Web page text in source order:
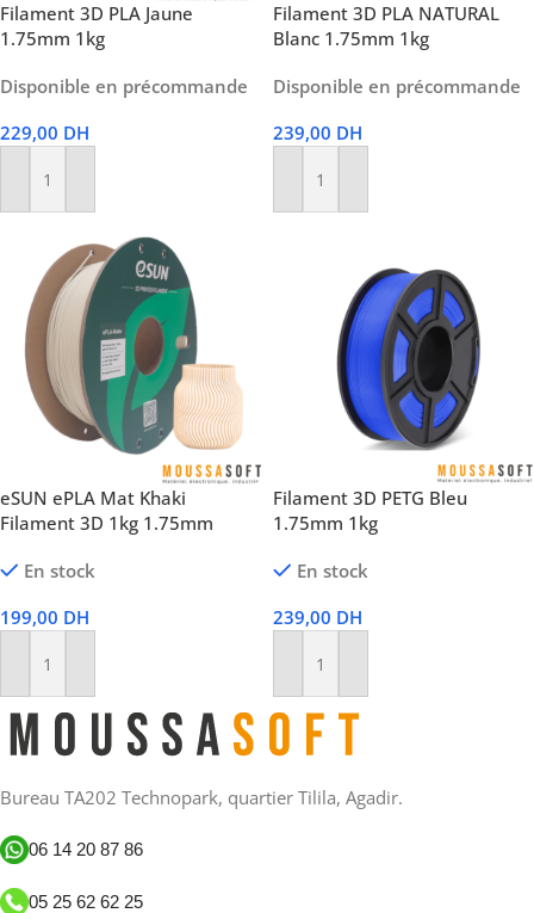
Filament 3D PLA Jaune
1.75mm 1kg
Disponible en précommande
229,00 DH
Ajouter Au Panier
Filament 3D PLA NATURAL
Blanc 1.75mm 1kg
Disponible en précommande
239,00 DH
Ajouter Au Panier
eSUN ePLA Mat Khaki
Filament 3D 1kg 1.75mm
En stock
199,00 DH
Ajouter Au Panier
Filament 3D PETG Bleu
1.75mm 1kg
En stock
239,00 DH
Ajouter Au Panier
Bureau TA202 Technopark, quartier Tilila, Agadir.
06 14 20 87 86
05 25 62 62 25